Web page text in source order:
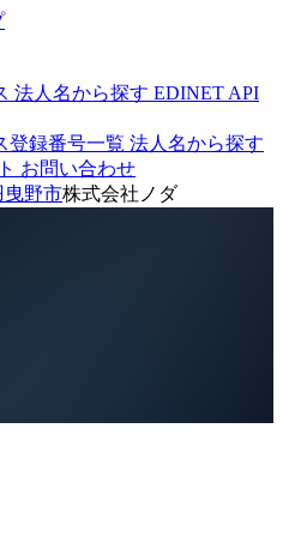
法人名から探す EDINET API
登録番号一覧 法人名から探す
お問い合わせ
曳野市株式会社ノダ